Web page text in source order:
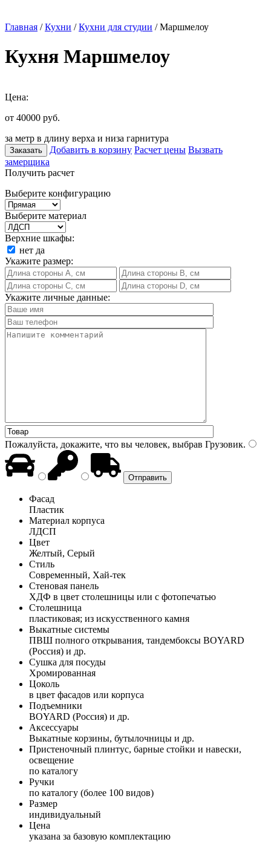
Главная /Кухни /Кухни для студии / Маршмелоу
Кухня Маршмелоу
Цена:
от 40000 руб.
за метр в длину верха и низа гарнитура
Заказать Добавить в корзину Расчет цены Вызвать
замерщика
Получить расчет
Выберите конфигурацию
Выберите материал
Верхние шкафы:
нет да
Укажите размер:
Укажите личные данные:
Пожалуйста, докажите, что вы человек, выбрав Грузовик.
Фасад
Пластик
Материал корпуса
ЛДСП
Цвет
Желтый, Серый
Стиль
Современный, Хай-тек
Стеновая панель
ХДФ в цвет столешницы или с фотопечатью
Столешница
пластиковая; из искусственного камня
Выкатные системы
ПВШ полного открывания, тандембоксы BOYARD
(Россия) и др.
Сушка для посуды
Хромированная
Цоколь
в цвет фасадов или корпуса
Подъемники
BOYARD (Россия) и др.
Аксессуары
Выкатные корзины, бутылочницы и др.
Пристеночный плинтус, барные стойки и навески,
освещение
по каталогу
Ручки
по каталогу (более 100 видов)
Размер
индивидуальный
Цена
указана за базовую комплектацию